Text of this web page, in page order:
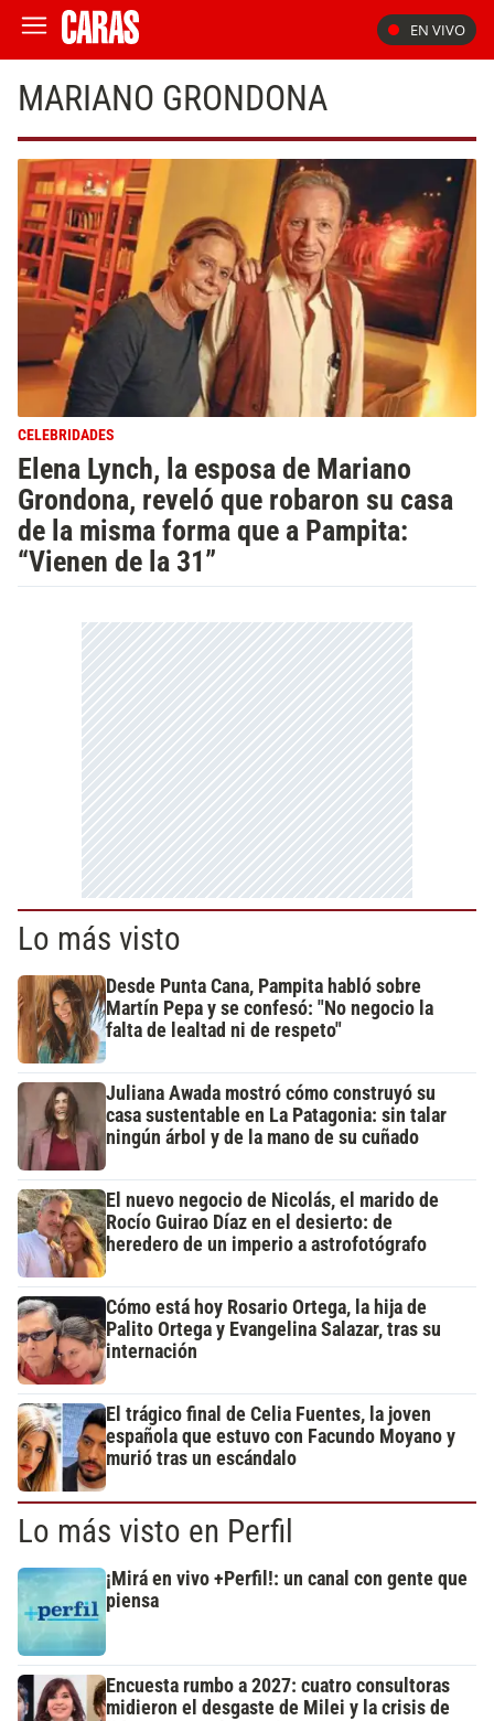
EN VIVO
MARIANO GRONDONA
CELEBRIDADES
Elena Lynch, la esposa de Mariano
Grondona, reveló que robaron su casa
de la misma forma que a Pampita:
“Vienen de la 31”
Lo más visto
Desde Punta Cana, Pampita habló sobre
Martín Pepa y se confesó: "No negocio la
falta de lealtad ni de respeto"
Juliana Awada mostró cómo construyó su
casa sustentable en La Patagonia: sin talar
ningún árbol y de la mano de su cuñado
El nuevo negocio de Nicolás, el marido de
Rocío Guirao Díaz en el desierto: de
heredero de un imperio a astrofotógrafo
Cómo está hoy Rosario Ortega, la hija de
Palito Ortega y Evangelina Salazar, tras su
internación
El trágico final de Celia Fuentes, la joven
española que estuvo con Facundo Moyano y
murió tras un escándalo
Lo más visto en Perfil
¡Mirá en vivo +Perfil!: un canal con gente que
piensa
Encuesta rumbo a 2027: cuatro consultoras
midieron el desgaste de Milei y la crisis de